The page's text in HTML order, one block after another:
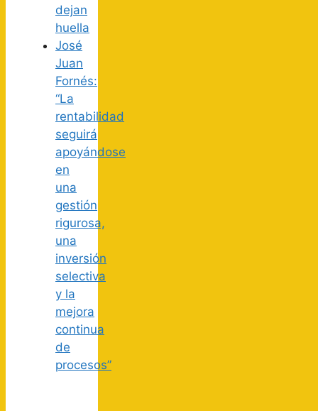
dejan
huella
José
Juan
Fornés:
“La
rentabilidad
seguirá
apoyándose
en
una
gestión
rigurosa,
una
inversión
selectiva
y la
mejora
continua
de
procesos”